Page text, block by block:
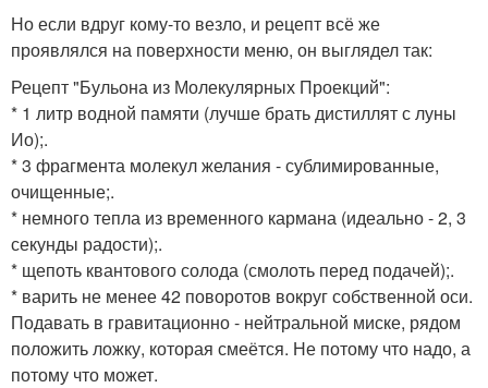
Но если вдруг кому-то везло, и рецепт всё же
проявлялся на поверхности меню, он выглядел так:
Рецепт "Бульона из Молекулярных Проекций":
* 1 литр водной памяти (лучше брать дистиллят с луны
Ио);.
* 3 фрагмента молекул желания - сублимированные,
очищенные;.
* немного тепла из временного кармана (идеально - 2, 3
секунды радости);.
* щепоть квантового солода (смолоть перед подачей);.
* варить не менее 42 поворотов вокруг собственной оси.
Подавать в гравитационно - нейтральной миске, рядом
положить ложку, которая смеётся. Не потому что надо, а
потому что может.